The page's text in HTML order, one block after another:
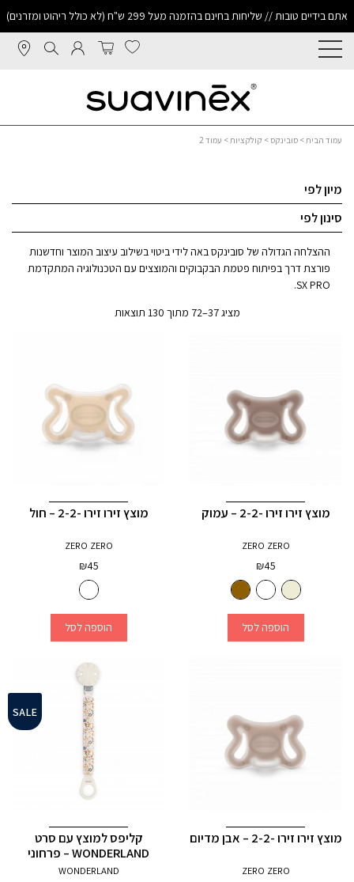
אתם בידיים טובות // שליחות בחינם בהזמנה מעל 299 ש"ח (לא כולל ריהוט ומזרנים)
עמוד הבית> סובינקס > קולקציות> עמוד 2
מיון לפי
סינון לפי
ההצלחה הגדולה של סובינקס באה לידי ביטוי בשילוב עיצוב המוצר וחדשנות
פורצת דרך בפיתוח פטמת הבקבוקים והמוצצים עם הטכנולוגיה המתקדמת
SX PRO.
מציג 37–72 מתוך 130 תוצאות
מוצץ זירו זירו -2-2 – עמוק
ZERO ZERO
₪45
הוספה לסל
מוצץ זירו זירו -2-2 – חול
ZERO ZERO
₪45
הוספה לסל
מוצץ זירו זירו -2-2 – אבן מדיום
ZERO ZERO
SALE
קליפס למוצץ עם סרט
WONDERLAND – פרחוני
WONDERLAND